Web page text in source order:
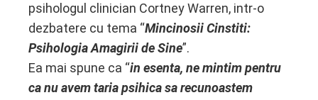
psihologul clinician Cortney Warren, intr-o
dezbatere cu tema “Mincinosii Cinstiti:
Psihologia Amagirii de Sine”.
Ea mai spune ca “in esenta, ne mintim pentru
ca nu avem taria psihica sa recunoastem